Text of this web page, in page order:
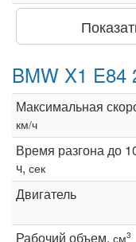
BMW X1 E84
Максимальная
км/ч
Время разгона до
ч, сек
Двигатель
Рабочий объем, см3